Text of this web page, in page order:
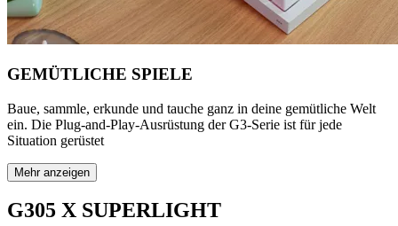
GEMÜTLICHE SPIELE
Baue, sammle, erkunde und tauche ganz in deine gemütliche Welt
ein. Die Plug-and-Play-Ausrüstung der G3-Serie ist für jede
Situation gerüstet
Mehr anzeigen
G305 X SUPERLIGHT